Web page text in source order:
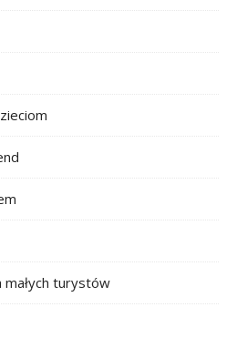
małych turystów